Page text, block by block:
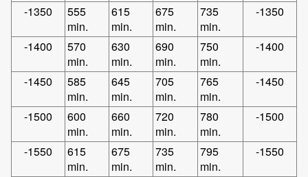
-1350
555
min.
615
min.
675
min.
735
min.
-1350
-1400
570
min.
630
min.
690
min.
750
min.
-1400
-1450
585
min.
645
min.
705
min.
765
min.
-1450
-1500
600
min.
660
min.
720
min.
780
min.
-1500
-1550
615
min.
675
min.
735
min.
795
min.
-1550